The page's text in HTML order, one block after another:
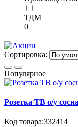
ТДМ
0
Сортировка:
Популярное
Розетка ТВ о/у сосна
Код товара:332414